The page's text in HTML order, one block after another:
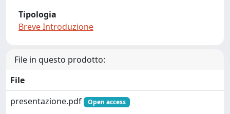
Tipologia
Breve Introduzione
File in questo prodotto:
File
presentazione.pdf
Open access